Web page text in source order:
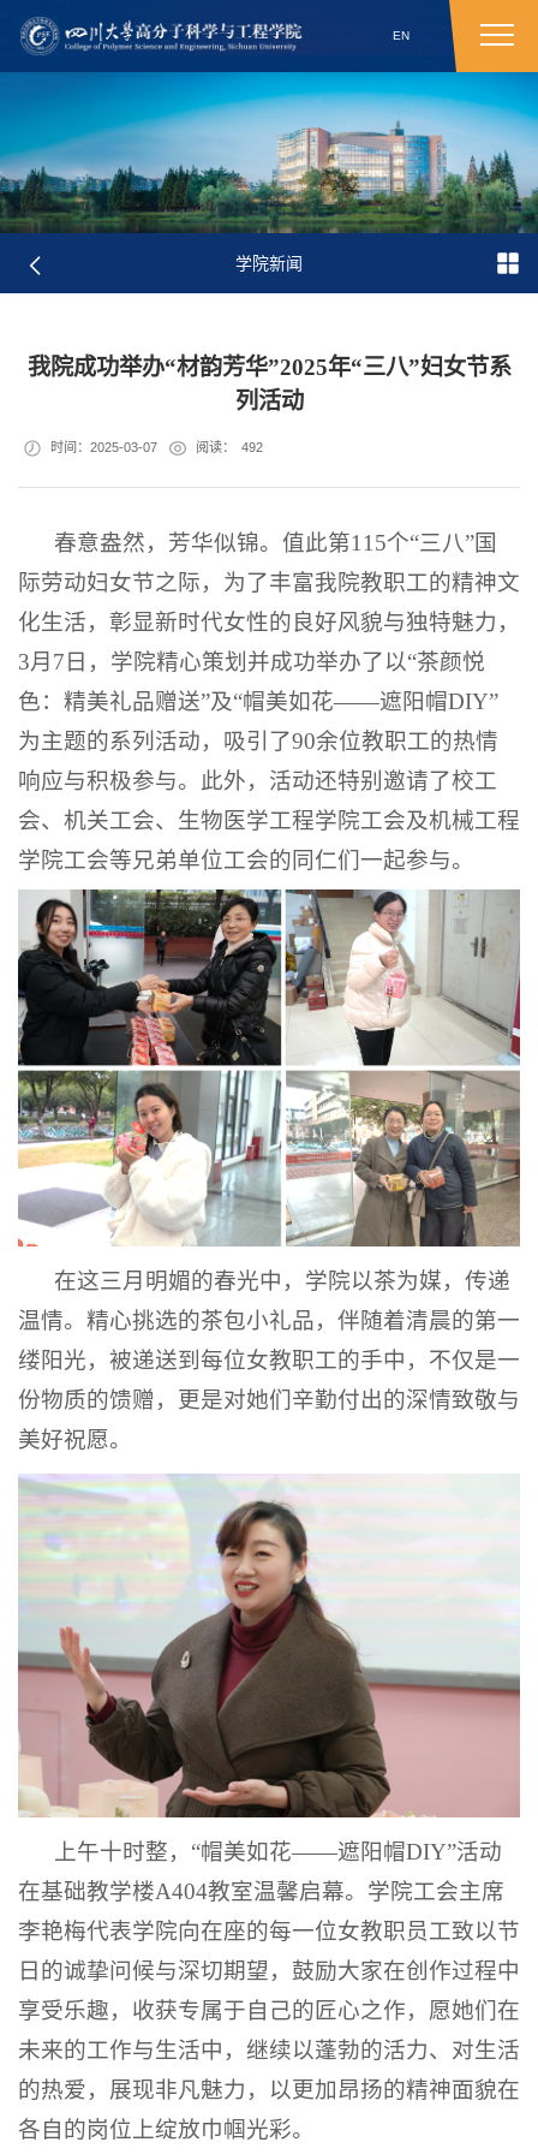
EN
学院新闻
我院成功举办“材韵芳华”2025年“三八”妇女节系
列活动
时间：2025-03-07 阅读： 492
春意盎然，芳华似锦。值此第115个“三八”国
际劳动妇女节之际，为了丰富我院教职工的精神文
化生活，彰显新时代女性的良好风貌与独特魅力，
3月7日，学院精心策划并成功举办了以“茶颜悦
色：精美礼品赠送”及“帽美如花——遮阳帽DIY”
为主题的系列活动，吸引了90余位教职工的热情
响应与积极参与。此外，活动还特别邀请了校工
会、机关工会、生物医学工程学院工会及机械工程
学院工会等兄弟单位工会的同仁们一起参与。
在这三月明媚的春光中，学院以茶为媒，传递
温情。精心挑选的茶包小礼品，伴随着清晨的第一
缕阳光，被递送到每位女教职工的手中，不仅是一
份物质的馈赠，更是对她们辛勤付出的深情致敬与
美好祝愿。
上午十时整，“帽美如花——遮阳帽DIY”活动
在基础教学楼A404教室温馨启幕。学院工会主席
李艳梅代表学院向在座的每一位女教职员工致以节
日的诚挚问候与深切期望，鼓励大家在创作过程中
享受乐趣，收获专属于自己的匠心之作，愿她们在
未来的工作与生活中，继续以蓬勃的活力、对生活
的热爱，展现非凡魅力，以更加昂扬的精神面貌在
各自的岗位上绽放巾帼光彩。